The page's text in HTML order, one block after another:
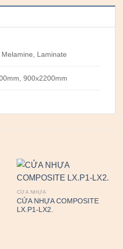
Melamine, Laminate
900x2200mm
CỬA NHỰA
CỬA NHỰA COMPOSITE
LX.P1-LX2.